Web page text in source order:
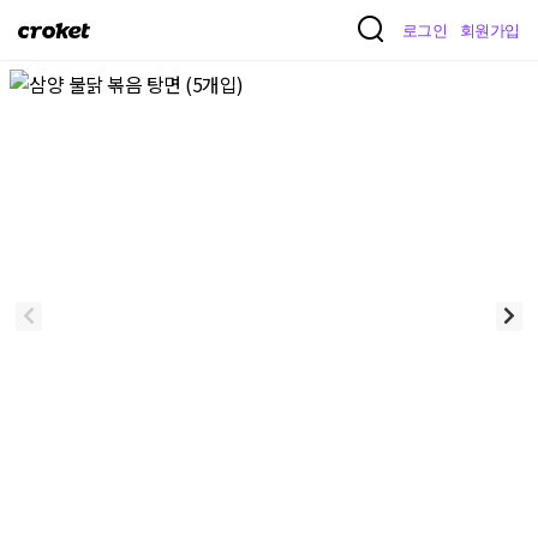
크
켓
로그인 회원가입